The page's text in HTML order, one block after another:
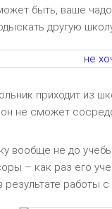
быть, ваше
другую
приходит из
не сможет
вообще не до
– как раз его
результате работы